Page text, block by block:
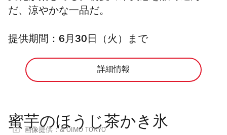
だ、涼やかな一品だ。
提供期間：6月30日（火）まで
詳細情報
蜜芋のほうじ茶かき氷
画像提供：& OIMO TOKYO